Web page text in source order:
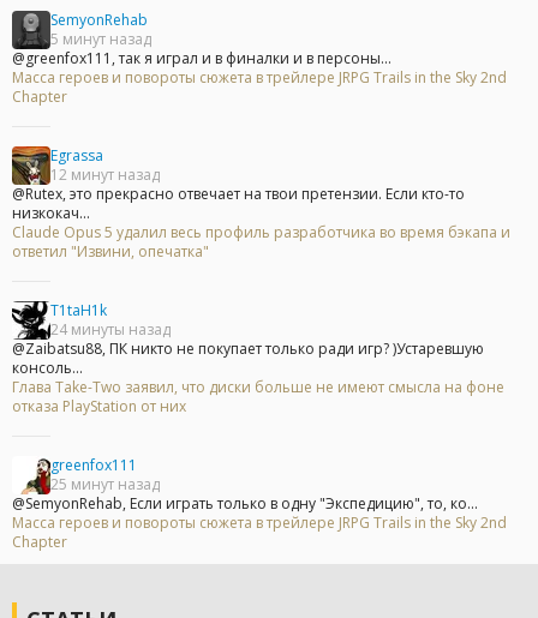
SemyonRehab
5 минут назад
@greenfox111, так я играл и в финалки и в персоны...
Масса героев и повороты сюжета в трейлере JRPG Trails in the Sky 2nd
Chapter
Egrassa
12 минут назад
@Rutex, это прекрасно отвечает на твои претензии. Если кто-то
низкокач...
Claude Opus 5 удалил весь профиль разработчика во время бэкапа и
ответил "Извини, опечатка"
T1taH1k
24 минуты назад
@Zaibatsu88, ПК никто не покупает только ради игр? )Устаревшую
консоль...
Глава Take-Two заявил, что диски больше не имеют смысла на фоне
отказа PlayStation от них
greenfox111
25 минут назад
@SemyonRehab, Если играть только в одну "Экспедицию", то, ко...
Масса героев и повороты сюжета в трейлере JRPG Trails in the Sky 2nd
Chapter